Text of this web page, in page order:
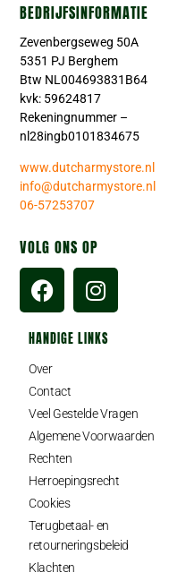
BEDRIJFSINFORMATIE
Zevenbergseweg 50A
5351 PJ Berghem
Btw NL004693831B64
kvk: 59624817
Rekeningnummer –
nl28ingb0101834675
www.dutcharmystore.nl
info@dutcharmystore.nl
06-57253707
VOLG ONS OP
HANDIGE LINKS
Over
Contact
Veel Gestelde Vragen
Algemene Voorwaarden
Rechten
Herroepingsrecht
Cookies
Terugbetaal- en
retourneringsbeleid
Klachten